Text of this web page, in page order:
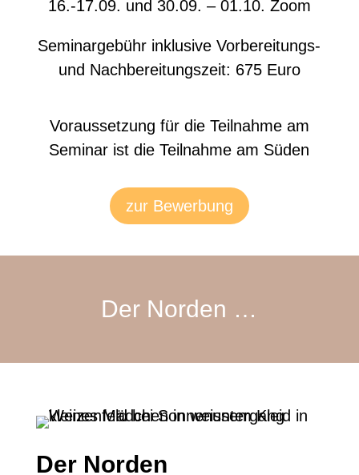
16.-17.09. und 30.09. – 01.10. Zoom
Seminargebühr inklusive Vorbereitungs-
und Nachbereitungszeit: 675 Euro
Voraussetzung für die Teilnahme am
Seminar ist die Teilnahme am Süden
zur Bewerbung
Der Norden …
Der Norden